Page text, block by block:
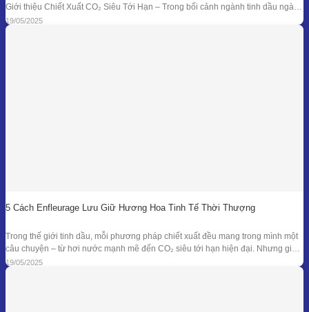
Giới thiệu Chiết Xuất CO₂ Siêu Tới Hạn – Trong bối cảnh ngành tinh dầu ngày
càng đồi hỏi cao về độ tinh khiết, tính an toàn và hiệu quả sinh học, phương
pháp chiết xuất bằng CO₂ siêu tới
19/05/2025
5 Cách Enfleurage Lưu Giữ Hương Hoa Tinh Tế Thời Thượng
Trong thế giới tinh dầu, mỗi phương pháp chiết xuất đều mang trong mình một
câu chuyện – từ hơi nước mạnh mẽ đến CO₂ siêu tới hạn hiện đại. Nhưng giữa
dòng chảy công nghệ ấy, enfleurage – một kỹ thuật cổ xưa và tinh tế – vẫn tồn
tại như một biểu tượng
19/05/2025